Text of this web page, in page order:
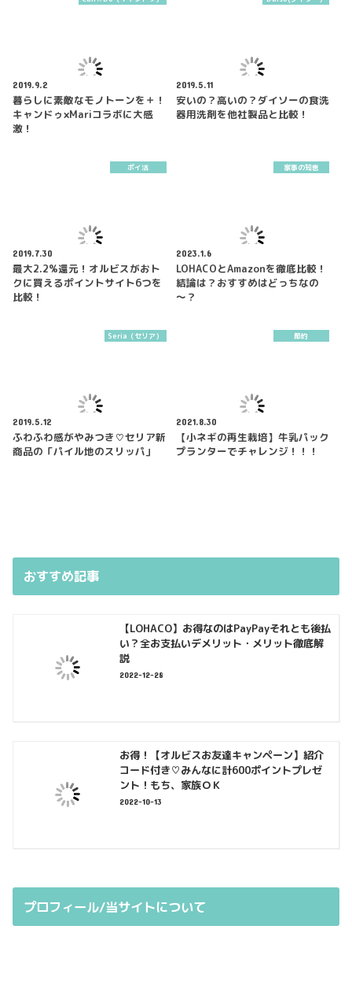
2019.9.2
暮らしに素敵なモノトーンを＋！
キャンドゥ×Mariコラボに大感
激！
2019.5.11
安いの？高いの？ダイソーの食洗
器用洗剤を他社製品と比較！
ポイ活
2019.7.30
最大2.2%還元！オルビスがおト
クに買えるポイントサイト6つを
比較！
家事の知恵
2023.1.6
LOHACOとAmazonを徹底比較！
結論は？おすすめはどっちなの
～？
Seria（セリア）
2019.5.12
ふわふわ感がやみつき♡セリア新
商品の「パイル地のスリッパ」
節約
2021.8.30
【小ネギの再生栽培】牛乳パック
プランターでチャレンジ！！！
おすすめ記事
【LOHACO】お得なのはPayPayそれとも後払
い？全お支払いデメリット・メリット徹底解
説
2022-12-28
お得！【オルビスお友達キャンペーン】紹介
コード付き♡みんなに計600ポイントプレゼ
ント！もち、家族ＯＫ
2022-10-13
プロフィール/当サイトについて